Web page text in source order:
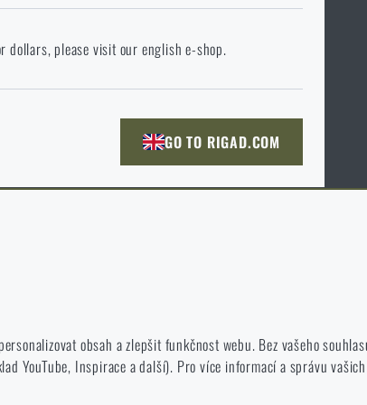
zůstat zde, nebo přejít na hlavní stránku cílového
PŘEJDU NA HLAVNÍ STRÁNKU
PŘEJÍT DO KOŠÍKU
ROZUMÍM, POKRAČOVAT
dollars, please visit our english e-shop.
GO TO RIGAD.COM
obsah a zlepšit funkčnost webu. Bez vašeho
YouTube, Inspirace a další). Pro více informací a správu vašich
lépe chápat, co se našim zákazníkům líbí a kterým směrem se
a náš obchod se mohl neustále rozvíjet a zlepšovat.